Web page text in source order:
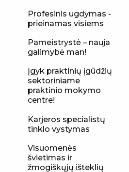
Profesinis ugdymas -
prieinamas visiems
Pameistrystė – nauja
galimybė man!
Įgyk praktinių įgūdžių
sektoriniame
praktinio mokymo
centre!
Karjeros specialistų
tinklo vystymas
Visuomenės
švietimas ir
žmogiškųjų išteklių